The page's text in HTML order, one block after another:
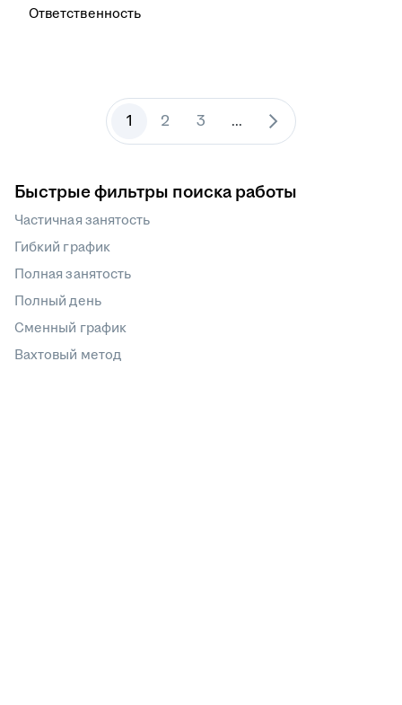
Ответственность
1 2 3 ...
Быстрые фильтры поиска работы
Частичная занятость
Гибкий график
Полная занятость
Полный день
Сменный график
Вахтовый метод